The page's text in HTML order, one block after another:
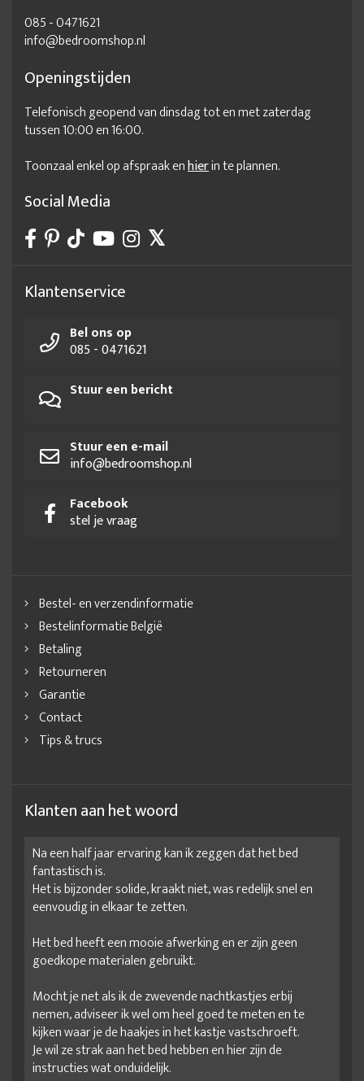
085 - 0471621
info@bedroomshop.nl
Openingstijden
Telefonisch geopend van dinsdag tot en met zaterdag
tussen 10:00 en 16:00.
Toonzaal enkel op afspraak enhierin te plannen.
Social Media
Klantenservice
Bel ons op
085 - 0471621
Stuur een bericht
Stuur een e-mail
info@bedroomshop.nl
Facebook
stel je vraag
Bestel- en verzendinformatie
Bestelinformatie België
Betaling
Retourneren
Garantie
Contact
Tips & trucs
Klanten aan het woord
Na een half jaar ervaring kan ik zeggen dat het bed
fantastisch is.
Het is bijzonder solide, kraakt niet, was redelijk snel en
eenvoudig in elkaar te zetten.
Het bed heeft een mooie afwerking en er zijn geen
goedkope materialen gebruikt.
Mocht je net als ik de zwevende nachtkastjes erbij
nemen, adviseer ik wel om heel goed te meten en te
kijken waar je de haakjes in het kastje vastschroeft.
Je wil ze strak aan het bed hebben en hier zijn de
instructies wat onduidelijk.